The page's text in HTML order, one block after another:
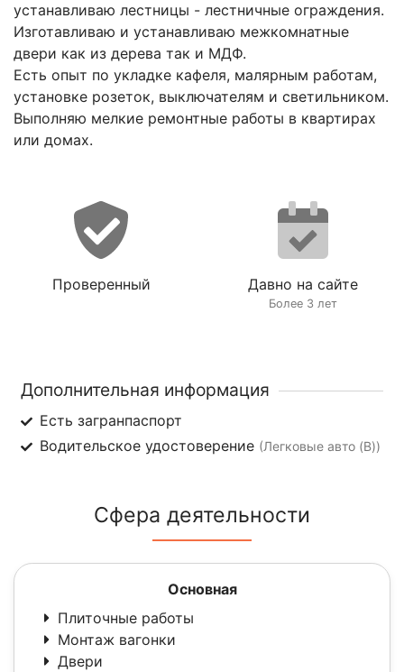
устанавливаю лестницы - лестничные ограждения.
Изготавливаю и устанавливаю межкомнатные
двери как из дерева так и МДФ.
Есть опыт по укладке кафеля, малярным работам,
установке розеток, выключателям и светильником.
Выполняю мелкие ремонтные работы в квартирах
или домах.
Проверенный Давно на сайте
Более 3 лет
Дополнительная информация
Есть загранпаспорт
Водительское удостоверение (Легковые авто (B))
Сфера деятельности
Основная
Плиточные работы
Монтаж вагонки
Двери